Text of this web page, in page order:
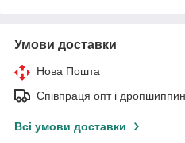
Умови доставки
Нова Пошта
Співпраця опт і
Всі умови доставки